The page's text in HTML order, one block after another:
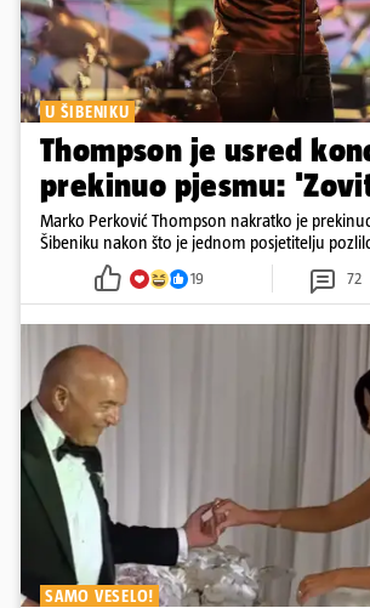
U ŠIBENIKU
Thompson je usred
prekinuo pjesmu:
Marko Perković Thompson nakratko je
Šibeniku nakon što je jednom posjetitelju
19 72
SAMO VESELO!